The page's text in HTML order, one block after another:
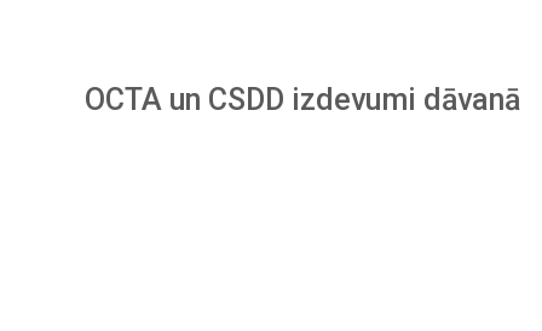
OCTA un CSDD izdevumi dāvanā